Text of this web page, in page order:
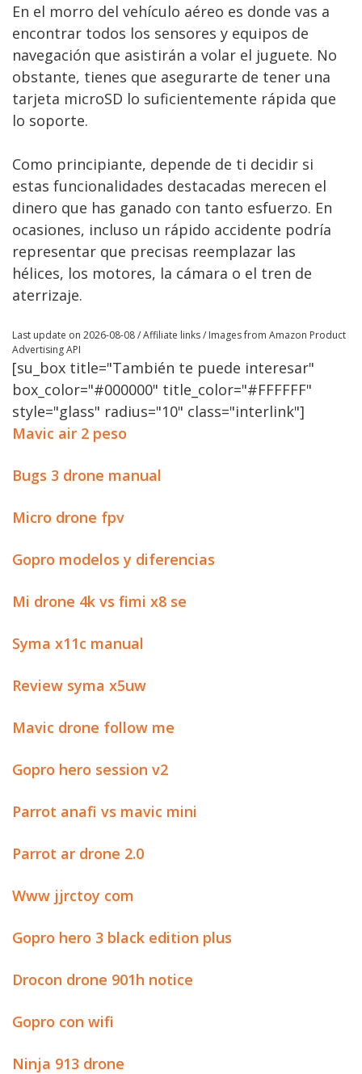
En el morro del vehículo aéreo es donde vas a
encontrar todos los sensores y equipos de
navegación que asistirán a volar el juguete. No
obstante, tienes que asegurarte de tener una
tarjeta microSD lo suficientemente rápida que
lo soporte.
Como principiante, depende de ti decidir si
estas funcionalidades destacadas merecen el
dinero que has ganado con tanto esfuerzo. En
ocasiones, incluso un rápido accidente podría
representar que precisas reemplazar las
hélices, los motores, la cámara o el tren de
aterrizaje.
Last update on 2026-08-08 / Affiliate links / Images from Amazon Product
Advertising API
[su_box title="También te puede interesar"
box_color="#000000" title_color="#FFFFFF"
style="glass" radius="10" class="interlink"]
Mavic air 2 peso
Bugs 3 drone manual
Micro drone fpv
Gopro modelos y diferencias
Mi drone 4k vs fimi x8 se
Syma x11c manual
Review syma x5uw
Mavic drone follow me
Gopro hero session v2
Parrot anafi vs mavic mini
Parrot ar drone 2.0
Www jjrctoy com
Gopro hero 3 black edition plus
Drocon drone 901h notice
Gopro con wifi
Ninja 913 drone